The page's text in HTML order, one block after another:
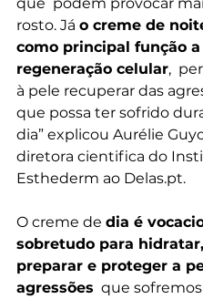
rosto. Já o creme de
como principal função a
regeneração celular,
à pele recuperar das
que possa ter sofrido
dia” explicou Aurélie
diretora cientifica do
Esthederm ao Delas.pt.
O creme de dia é
sobretudo para hidratar,
preparar e proteger a
agressões
que